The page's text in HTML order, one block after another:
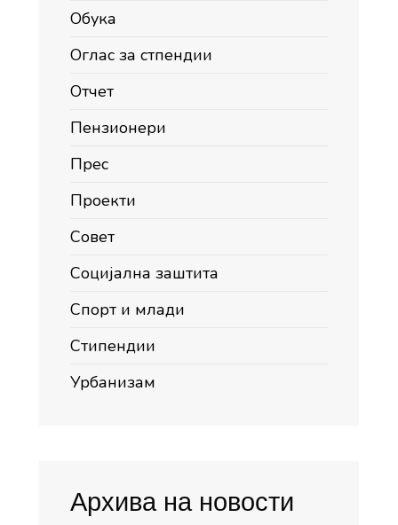
Обука
Оглас за стпендии
Отчет
Пензионери
Прес
Проекти
Совет
Социјална заштита
Спорт и млади
Стипендии
Урбанизам
Архива на новости